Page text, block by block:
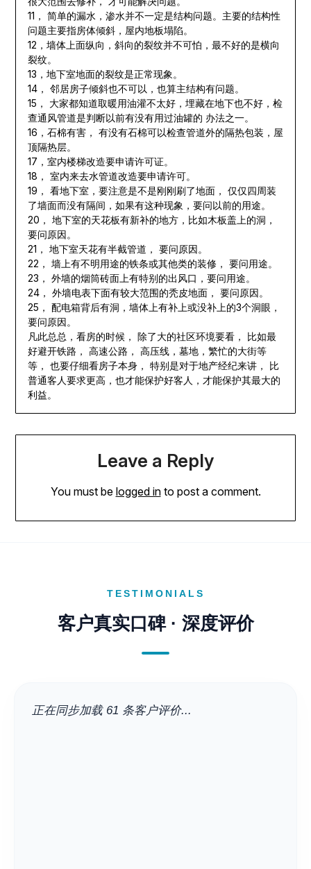
11， 简单的漏水，渗水并不一定是结构问题。主要的结构性
问题主要指房体倾斜，屋内地板塌陷。
12，墙体上面纵向，斜向的裂纹并不可怕，最不好的是横向
裂纹。
13，地下室地面的裂纹是正常现象。
14， 邻居房子倾斜也不可以，也算主结构有问题。
15， 大家都知道取暖用油灌不太好，埋藏在地下也不好，检
查通风管道是判断以前有没有用过油罐的 办法之一。
16，石棉有害， 有没有石棉可以检查管道外的隔热包装，屋
顶隔热层。
17，室内楼梯改造要申请许可证。
18， 室内来去水管道改造要申请许可。
19， 看地下室，要注意是不是刚刚刷了地面， 仅仅四周装
了墙面而没有隔间，如果有这种现象，要问以前的用途。
20， 地下室的天花板有新补的地方，比如木板盖上的洞，
要问原因。
21， 地下室天花有半截管道， 要问原因。
22， 墙上有不明用途的铁条或其他类的装修， 要问用途。
23， 外墙的烟筒砖面上有特别的出风口，要问用途。
24， 外墙电表下面有较大范围的秃皮地面， 要问原因。
25， 配电箱背后有洞，墙体上有补上或没补上的3个洞眼，
要问原因。
凡此总总，看房的时候， 除了大的社区环境要看， 比如最
好避开铁路， 高速公路， 高压线，墓地，繁忙的大街等
等， 也要仔细看房子本身， 特别是对于地产经纪来讲， 比
普通客人要求更高，也才能保护好客人，才能保护其最大的
利益。
Leave a Reply
You must be logged into post a comment.
TESTIMONIALS
客户真实口碑 · 深度评价
正在同步加载 61 条客户评价...